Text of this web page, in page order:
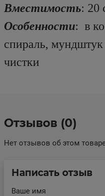
Вместимость: 20
Особенности: в
спираль,
чистки
Отзывов (0)
Нет отзывов об этом
Написать отзыв
Ваше имя